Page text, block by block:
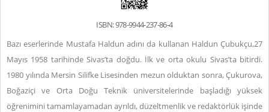
ISBN: 978-9944-237-86-4
Bazı eserlerinde Mustafa Haldun adını da kullanan Haldun Çubukçu,27
Mayıs 1958 tarihinde Sivas’ta doğdu. İlk ve orta okulu Sivas’ta bitirdi.
1980 yılında Mersin Silifke Lisesinden mezun olduktan sonra, Çukurova,
Boğaziçi ve Orta Doğu Teknik üniversitelerinde başladığı yüksek
öğrenimini tamamlayamadan ayrıldı, düzeltmenlik ve redaktörlük işinde